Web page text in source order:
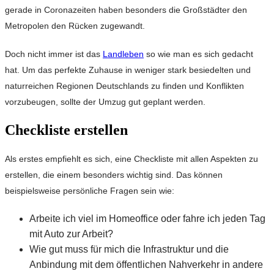
gerade in Coronazeiten haben besonders die Großstädter den
Metropolen den Rücken zugewandt.
Doch nicht immer ist das Landleben so wie man es sich gedacht
hat. Um das perfekte Zuhause in weniger stark besiedelten und
naturreichen Regionen Deutschlands zu finden und Konflikten
vorzubeugen, sollte der Umzug gut geplant werden.
Checkliste erstellen
Als erstes empfiehlt es sich, eine Checkliste mit allen Aspekten zu
erstellen, die einem besonders wichtig sind. Das können
beispielsweise persönliche Fragen sein wie:
Arbeite ich viel im Homeoffice oder fahre ich jeden Tag
mit Auto zur Arbeit?
Wie gut muss für mich die Infrastruktur und die
Anbindung mit dem öffentlichen Nahverkehr in andere